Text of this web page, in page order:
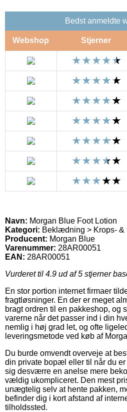
Bedst anmeldte
Webshop Stjerner
Navn: Morgan Blue Foot Lotion
Kategori: Beklædning > Krops- &
Producent: Morgan Blue
Varenummer: 28AR00051
EAN: 28AR00051
Vurderet til 4.9 ud af 5 stjerner
En stor portion internet firmaer
fragtløsninger. En der er meget
bragt ordren til en pakkeshop, og
varerne når det passer ind i din
nemlig i høj grad let, og ofte
leveringsmetode ved køb af
Du burde omvendt overveje at
din private bopæl eller til når du
sig desværre en anelse mere
vældig ukompliceret. Den mest
unægtelig selv at hente pakken,
befinder dig i kort afstand af
tilholdssted.